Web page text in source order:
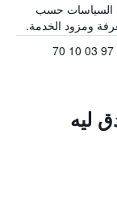
السياسات حسب
ومزود الخدمة.
ليه